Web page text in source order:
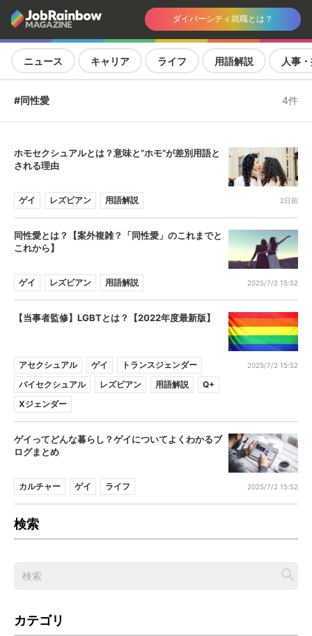
ダイバーシティ就職とは？
ニュース キャリア ライフ 用語解説 人事
#同性愛 4件
ホモセクシュアルとは？意味と”ホモ”が差別用語と
される理由
ゲイ レズビアン 用語解説 2日前
同性愛とは？【案外複雑？「同性愛」のこれまでと
これから】
ゲイ レズビアン 用語解説 2025/7/2 15:52
【当事者監修】LGBTとは？【2022年度最新版】
アセクシュアル ゲイ
トランスジェンダー
バイセクシュアル
レズビアン 用語解説
Q+
Xジェンダー
2025/7/2 15:52
ゲイってどんな暮らし？ゲイについてよくわかるブ
ログまとめ
カルチャー ゲイ ライフ 2025/7/2 15:52
検索
カテゴリ